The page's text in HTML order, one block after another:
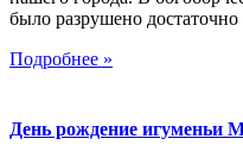
было разрушено
Подробнее »
День рождение игуменьи